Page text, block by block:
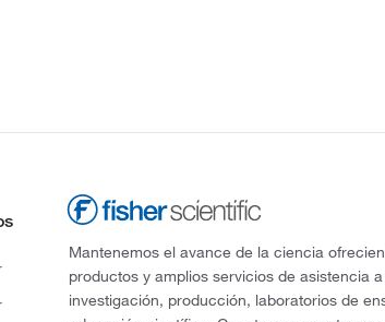
Mantenemos el avance de la ciencia
productos y amplios servicios de asistencia
investigación, producción, laboratorios de